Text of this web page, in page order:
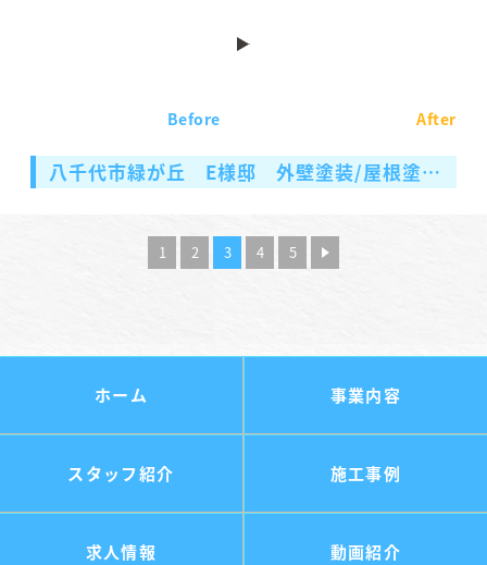
Before After
八千代市緑が丘 E様邸 外壁塗装/屋根塗装/付帯部塗装
1 2 3 4 5
ホーム 事業内容
スタッフ紹介 施工事例
求人情報 動画紹介